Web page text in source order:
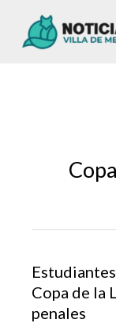
Copa de la
penales